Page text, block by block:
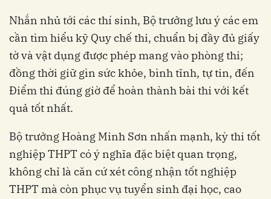
Nhắn nhủ tới các thí sinh, Bộ trưởng lưu ý các em
cần tìm hiểu kỹ Quy chế thi, chuẩn bị đầy đủ giấy
tờ và vật dụng được phép mang vào phòng thi;
đồng thời giữ gìn sức khỏe, bình tĩnh, tự tin, đến
Điểm thi đúng giờ để hoàn thành bài thi với kết
quả tốt nhất.
Bộ trưởng Hoàng Minh Sơn nhấn mạnh, kỳ thi tốt
nghiệp THPT có ý nghĩa đặc biệt quan trọng,
không chỉ là căn cứ xét công nhận tốt nghiệp
THPT mà còn phục vụ tuyển sinh đại học, cao